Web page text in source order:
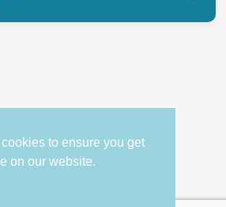
Shunan City. All Rights Reserved.
to ensure you get
on our website.